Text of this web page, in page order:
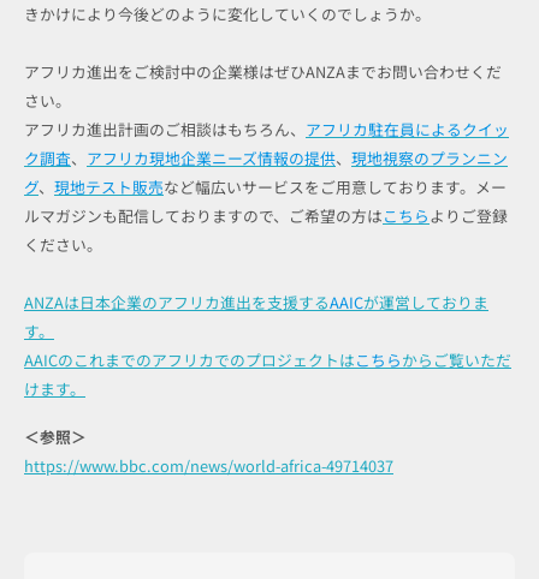
きかけにより今後どのように変化していくのでしょうか。
アフリカ進出をご検討中の企業様はぜひANZAまでお問い合わせくだ
さい。
アフリカ進出計画のご相談はもちろん、 アフリカ駐在員によるクイッ
ク調査、 アフリカ現地企業ニーズ情報の提供、 現地視察のプランニン
グ、 現地テスト販売など幅広いサービスをご用意しております。メー
ルマガジンも配信しておりますので、ご希望の方はこちらよりご登録
ください。
ANZAは日本企業のアフリカ進出を支援するAAICが運営しておりま
す。
AAICのこれまでのアフリカでのプロジェクトはこちらからご覧いただ
けます。
＜参照＞
https://www.bbc.com/news/world-africa-49714037